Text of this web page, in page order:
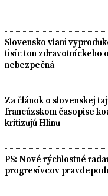
Slovensko vlani
tisíc ton zdravotníckeho
nebezpečná
Za článok o slovenskej
francúzskom časopise
kritizujú Hlinu
PS: Nové rýchlostné
progresívcov